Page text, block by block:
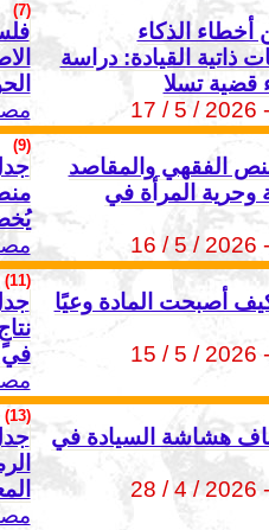
(7)
أخطاء الذكاء
ذاتية القيادة: دراسة
قضية تسلا
- 2026 / 5 / 17
(9)
الفقهي والمقاصد
المرأة في
- 2026 / 5 / 16
(11)
في
أصبحت المادة وعيًا
- 2026 / 5 / 15
(13)
هشاشة السيادة في
- 2026 / 4 / 28